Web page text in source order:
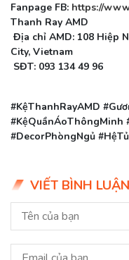
Fanpage FB: https://
Thanh Ray AMD
Địa chỉ AMD: 108 Hiệp
City, Vietnam
SĐT: 093 134 49 96
#KệThanhRayAMD
#KệQuầnÁoThôngMinh
#DecorPhòngNgủ
VIẾT BÌNH LUẬN